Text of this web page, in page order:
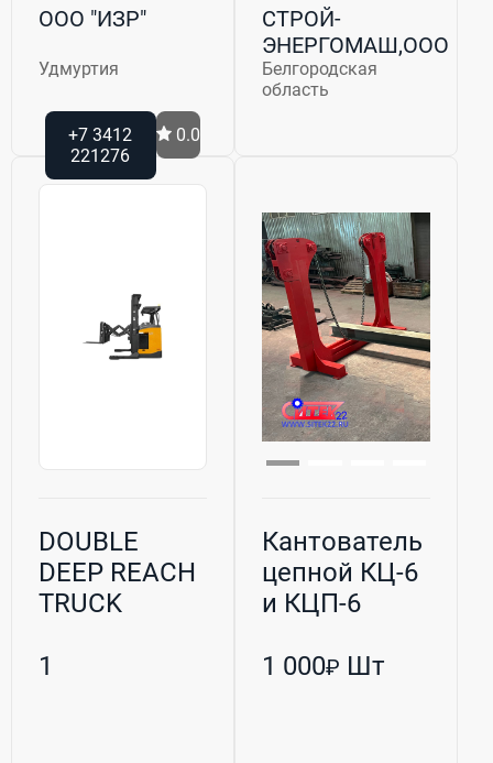
ООО "ИЗР"
Удмуртия
+7 3412
221276
0.0
СТРОЙ-
ЭНЕРГОМАШ,ООО
Белгородская
область
DOUBLE
DEEP REACH
TRUCK
1
Кантователь
цепной КЦ-6
и КЦП-6
1 000₽ Шт